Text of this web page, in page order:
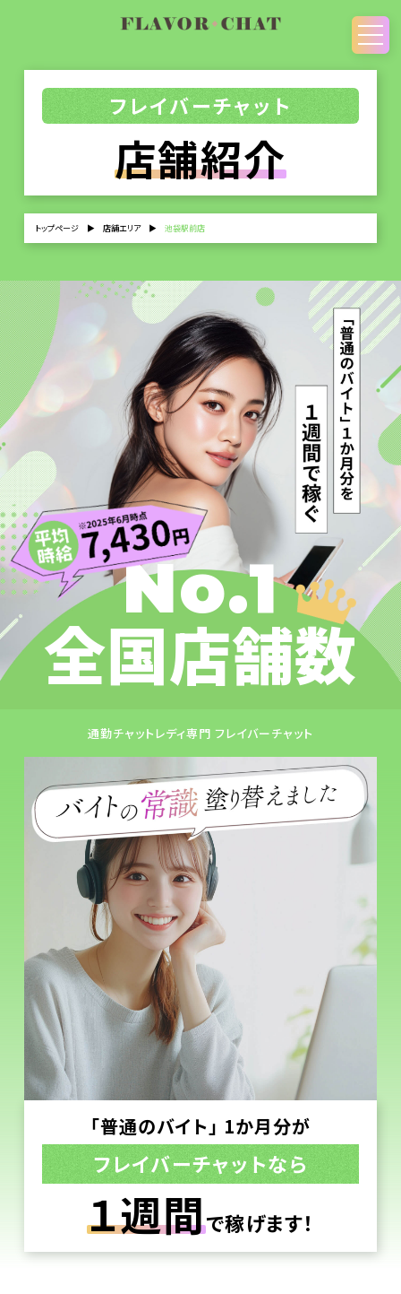
フレイバーチャット
店舗紹介
トップページ▶ 店舗エリア▶ 池袋駅前店
No.1
全国店舗数
通勤チャットレディ専門 フレイバーチャット
「普通のバイト」 1か月分が
フレイバーチャットなら
１週間で稼げます！